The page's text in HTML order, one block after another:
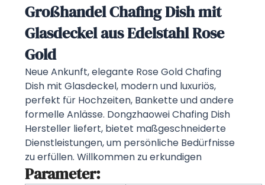
Großhandel Chafing Dish mit
Glasdeckel aus Edelstahl Rose
Gold
Neue Ankunft, elegante Rose Gold Chafing
Dish mit Glasdeckel, modern und luxuriös,
perfekt für Hochzeiten, Bankette und andere
formelle Anlässe. Dongzhaowei Chafing Dish
Hersteller liefert, bietet maßgeschneiderte
Dienstleistungen, um persönliche Bedürfnisse
zu erfüllen. Willkommen zu erkundigen
Parameter: